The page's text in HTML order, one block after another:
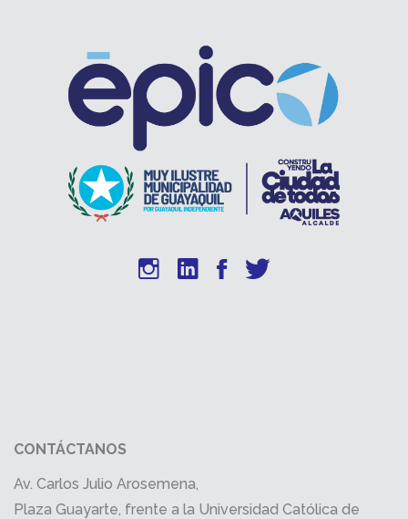
CONTÁCTANOS
Av. Carlos Julio Arosemena,
Plaza Guayarte, frente a la Universidad Católica de